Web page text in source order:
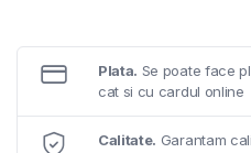
Plata. Se poate face
cat si cu cardul online
Calitate. Garantam